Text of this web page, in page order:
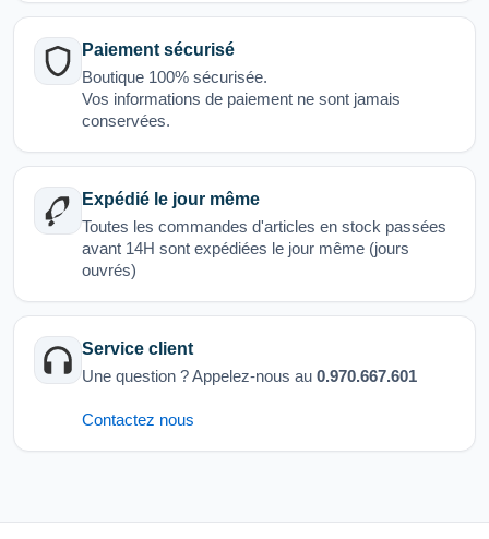
Paiement sécurisé
Boutique 100% sécurisée.
Vos informations de paiement ne sont jamais
conservées.
Expédié le jour même
Toutes les commandes d'articles en stock passées
avant 14H sont expédiées le jour même (jours
ouvrés)
Service client
Une question ? Appelez-nous au 0.970.667.601
Contactez nous